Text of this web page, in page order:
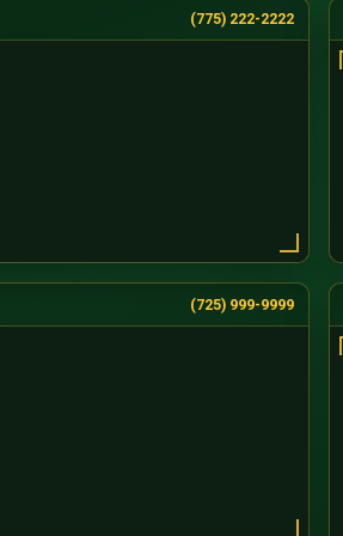
(775) 222-2222
(725) 999-9999